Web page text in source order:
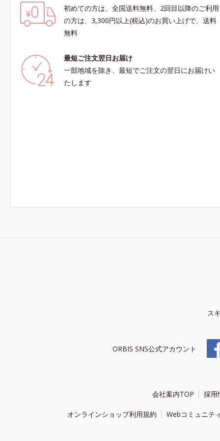
初めての方は、全国送料無料、2回目以降のご利用
の方は、3,300円以上(税込)のお買い上げで、送料
無料
最短ご注文翌日お届け
一部地域を除き、最短でご注文の翌日にお届けい
たします
ス
ORBIS SNS公式アカウント
会社案内TOP 採用
オンラインショップ利用規約 Webコミュニテ